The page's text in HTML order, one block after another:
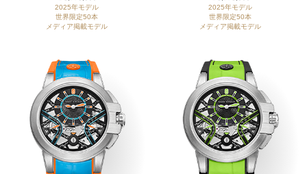
2025年モデル
世界限定50本
メディア掲載モデル
2025年モデル
世界限定50本
メディア掲載モデル